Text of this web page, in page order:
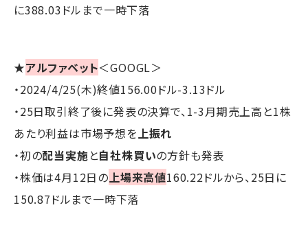
に388.03ドルまで一時下落
★アルファベット＜GOOGL＞
・2024/4/25(木)終値156.00ドル-3.13ドル
・25日取引終了後に発表の決算で、1-3月期売上高と1株
あたり利益は市場予想を 上振れ
・初の配当実施 と自社株買いの方針も発表
・株価は4月12日の 上場来高値160.22ドルから、25日に
150.87ドルまで一時下落